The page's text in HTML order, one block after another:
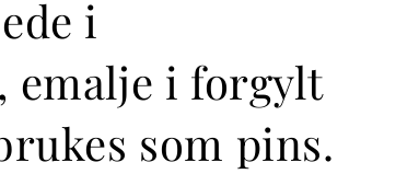
i
emalje i forgylt
som pins.